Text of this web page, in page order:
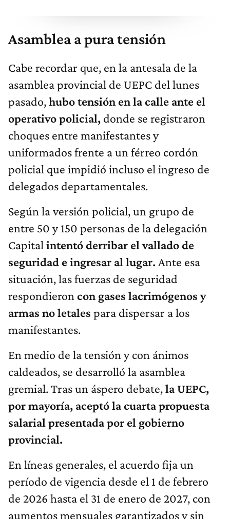
Asamblea a pura tensión
Cabe recordar que, en la antesala de la
asamblea provincial de UEPC del lunes
pasado,hubo tensión en la calle ante el
operativo policial, donde se registraron
choques entre manifestantes y
uniformados frente a un férreo cordón
policial que impidió incluso el ingreso de
delegados departamentales.
Según la versión policial, un grupo de
entre 50 y 150 personas de la delegación
Capital intentó derribar el vallado de
seguridad e ingresar al lugar. Ante esa
situación, las fuerzas de seguridad
respondieron con gases lacrimógenos y
armas no letales para dispersar a los
manifestantes.
En medio de la tensión y con ánimos
caldeados, se desarrolló la asamblea
gremial. Tras un áspero debate,la UEPC,
por mayoría, aceptó la cuarta propuesta
salarial presentada por el gobierno
provincial.
En líneas generales, el acuerdo fija un
período de vigencia desde el 1 de febrero
de 2026 hasta el 31 de enero de 2027, con
aumentos mensuales garantizados y sin